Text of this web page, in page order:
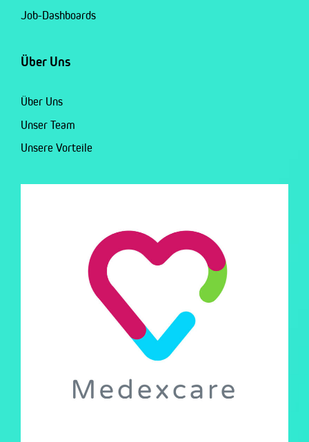
Job-Dashboards
Über Uns
Über Uns
Unser Team
Unsere Vorteile